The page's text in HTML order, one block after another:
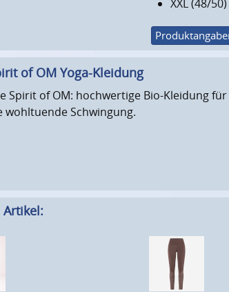
XXL (48/50)
of OM Yoga-Kleidung
Spirit of OM: hochwertige Bio-Kleidung
wohltuende Schwingung.